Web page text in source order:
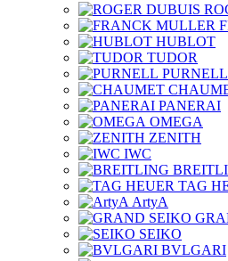
HUBLOT
TUDOR
PURNELL
PANERAI
OMEGA
ZENITH
IWC
TAG
ArtyA
SEIKO
BVLGARI